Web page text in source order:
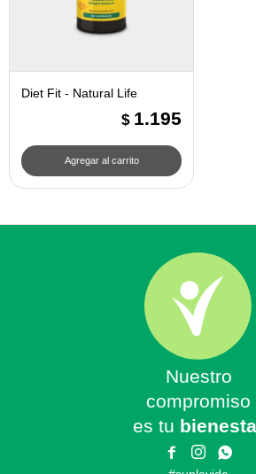
Diet Fit - Natural Life
$ 1.195
Nuestro
compromiso
es tu
 
